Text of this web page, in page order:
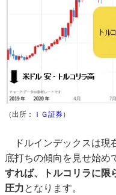
（出所： ＩＧ証券）
ドルインデックスは現
底打ちの傾向を見せ始め
すれば、トルコリラに限
圧力となります。